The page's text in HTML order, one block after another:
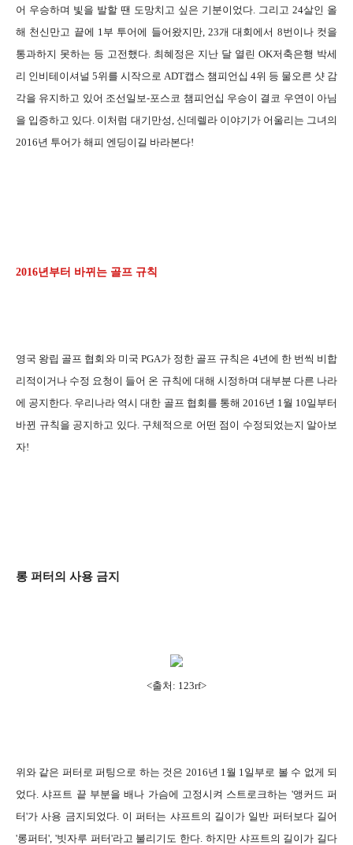
어 우승하며 빛을 발할 땐 도망치고 싶은 기분이었다. 그리고 24살인 올
해 천신만고 끝에 1부 투어에 들어왔지만, 23개 대회에서 8번이나 컷을
통과하지 못하는 등 고전했다. 최혜정은 지난 달 열린 OK저축은행 박세
리 인비테이셔널 5위를 시작으로 ADT캡스 챔피언십 4위 등 물오른 샷 감
각을 유지하고 있어 조선일보-포스코 챔피언십 우승이 결코 우연이 아님
을 입증하고 있다. 이처럼 대기만성, 신데렐라 이야기가 어울리는 그녀의
2016년 투어가 해피 엔딩이길 바라본다!
2016년부터 바뀌는 골프 규칙
영국 왕립 골프 협회와 미국 PGA가 정한 골프 규칙은 4년에 한 번씩 비합
리적이거나 수정 요청이 들어 온 규칙에 대해 시정하며 대부분 다른 나라
에 공지한다. 우리나라 역시 대한 골프 협회를 통해 2016년 1월 10일부터
바뀐 규칙을 공지하고 있다. 구체적으로 어떤 점이 수정되었는지 알아보
자!
롱 퍼터의 사용 금지
<출처: 123rf>
위와 같은 퍼터로 퍼팅으로 하는 것은 2016년 1월 1일부로 볼 수 없게 되
었다. 샤프트 끝 부분을 배나 가슴에 고정시켜 스트로크하는 '앵커드 퍼
터'가 사용 금지되었다. 이 퍼터는 샤프트의 길이가 일반 퍼터보다 길어
'롱퍼터', '빗자루 퍼터'라고 불리기도 한다. 하지만 샤프트의 길이가 길다